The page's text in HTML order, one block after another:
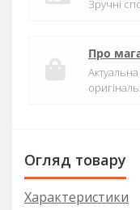
Зручні
Про
Актуальна
Огляд товару
Характеристики